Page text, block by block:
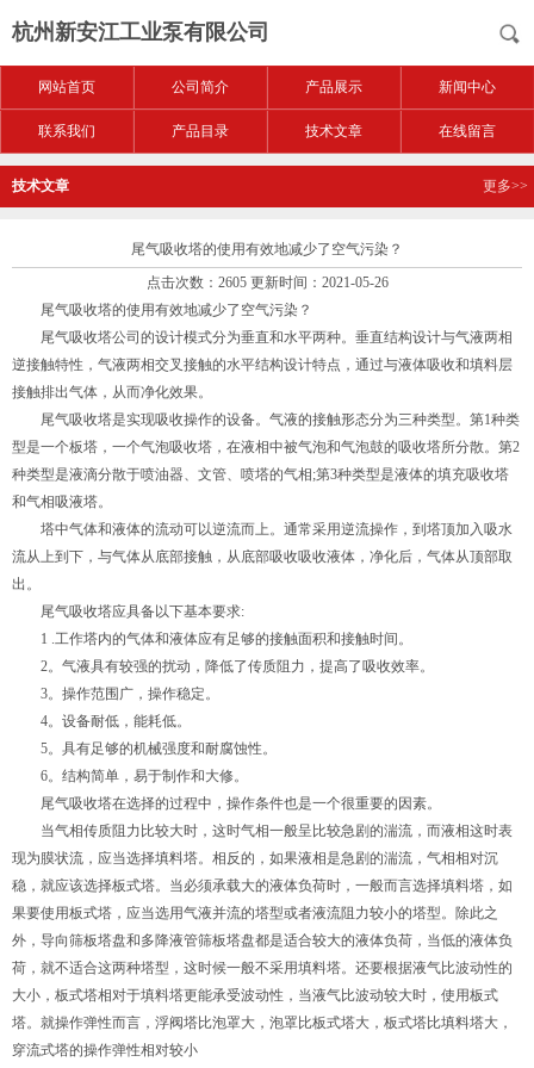
杭州新安江工业泵有限公司
网站首页 公司简介 产品展示 新闻中心
联系我们 产品目录 技术文章 在线留言
技术文章 更多>>
尾气吸收塔的使用有效地减少了空气污染？
点击次数：2605 更新时间：2021-05-26
尾气吸收塔的使用有效地减少了空气污染？
尾气吸收塔公司的设计模式分为垂直和水平两种。垂直结构设计与气液两相
逆接触特性，气液两相交叉接触的水平结构设计特点，通过与液体吸收和填料层
接触排出气体，从而净化效果。
尾气吸收塔是实现吸收操作的设备。气液的接触形态分为三种类型。第1种类
型是一个板塔，一个气泡吸收塔，在液相中被气泡和气泡鼓的吸收塔所分散。第2
种类型是液滴分散于喷油器、文管、喷塔的气相;第3种类型是液体的填充吸收塔
和气相吸液塔。
塔中气体和液体的流动可以逆流而上。通常采用逆流操作，到塔顶加入吸水
流从上到下，与气体从底部接触，从底部吸收吸收液体，净化后，气体从顶部取
出。
尾气吸收塔应具备以下基本要求:
1 .工作塔内的气体和液体应有足够的接触面积和接触时间。
2。气液具有较强的扰动，降低了传质阻力，提高了吸收效率。
3。操作范围广，操作稳定。
4。设备耐低，能耗低。
5。具有足够的机械强度和耐腐蚀性。
6。结构简单，易于制作和大修。
尾气吸收塔在选择的过程中，操作条件也是一个很重要的因素。
当气相传质阻力比较大时，这时气相一般呈比较急剧的湍流，而液相这时表
现为膜状流，应当选择填料塔。相反的，如果液相是急剧的湍流，气相相对沉
稳，就应该选择板式塔。当必须承载大的液体负荷时，一般而言选择填料塔，如
果要使用板式塔，应当选用气液并流的塔型或者液流阻力较小的塔型。除此之
外，导向筛板塔盘和多降液管筛板塔盘都是适合较大的液体负荷，当低的液体负
荷，就不适合这两种塔型，这时候一般不采用填料塔。还要根据液气比波动性的
大小，板式塔相对于填料塔更能承受波动性，当液气比波动较大时，使用板式
塔。就操作弹性而言，浮阀塔比泡罩大，泡罩比板式塔大，板式塔比填料塔大，
穿流式塔的操作弹性相对较小